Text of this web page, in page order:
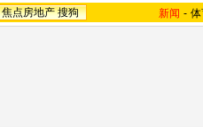
焦点房地产 搜狗 新闻 -